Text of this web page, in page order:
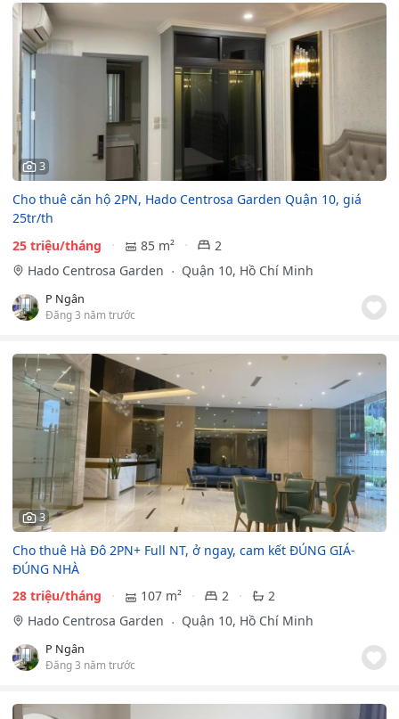
3
Cho thuê căn hộ 2PN, Hado Centrosa Garden Quận 10, giá
25tr/th
25 triệu/tháng
85 m²
2
Hado Centrosa Garden
Quận 10, Hồ Chí Minh
P Ngân
Đăng 3 năm trước
3
Cho thuê Hà Đô 2PN+ Full NT, ở ngay, cam kết ĐÚNG GIÁ-
ĐÚNG NHÀ
28 triệu/tháng
107 m² 2
2
Hado Centrosa Garden
Quận 10, Hồ Chí Minh
P Ngân
Đăng 3 năm trước